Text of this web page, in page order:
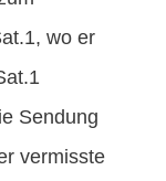
wo er
Sendung
vermisste